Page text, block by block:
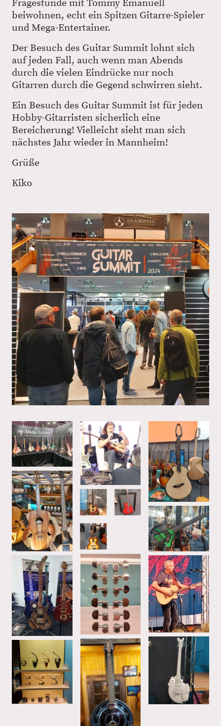
Fragestunde mit Tommy Emanuell
beiwohnen, echt ein Spitzen Gitarre-Spieler
und Mega-Entertainer.
Der Besuch des Guitar Summit lohnt sich
auf jeden Fall, auch wenn man Abends
durch die vielen Eindrücke nur noch
Gitarren durch die Gegend schwirren sieht.
Ein Besuch des Guitar Summit ist für jeden
Hobby-Gitarristen sicherlich eine
Bereicherung! Vielleicht sieht man sich
nächstes Jahr wieder in Mannheim!
Grüße
Kiko